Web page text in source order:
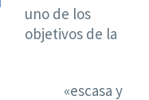
uno de los
objetivos de la
«escasa y